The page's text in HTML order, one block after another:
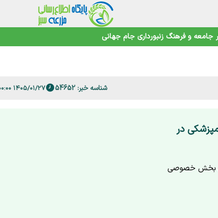
جامعه و فرهنگ زنبورداری جام جهانی
شناسه خبر: 54652 ۱۴۰۵/۰۱/۲۷ ۰۹:۰۰:۰۰
دامپزشکی در
بخش خصوصی